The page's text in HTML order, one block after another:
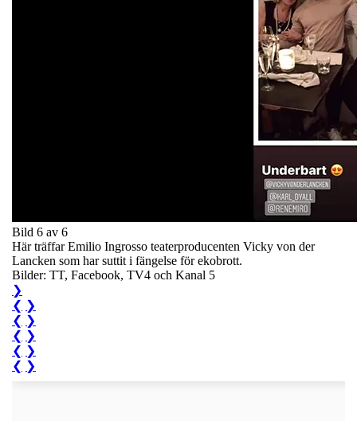
Bild 6 av 6
Här träffar Emilio Ingrosso teaterproducenten Vicky von der
Lancken som har suttit i fängelse för ekobrott.
Bilder: TT, Facebook, TV4 och Kanal 5
❯
❮ ❯
❮ ❯
❮ ❯
❮ ❯
❮ ❯